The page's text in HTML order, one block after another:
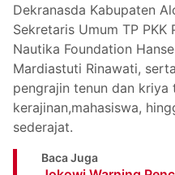
Dekranasda Kabupaten
Sekretaris Umum TP PKK
Nautika Foundation
Mardiastuti Rinawati,
pengrajin tenun dan
kerajinan,mahasiswa,
sederajat.
Baca Juga